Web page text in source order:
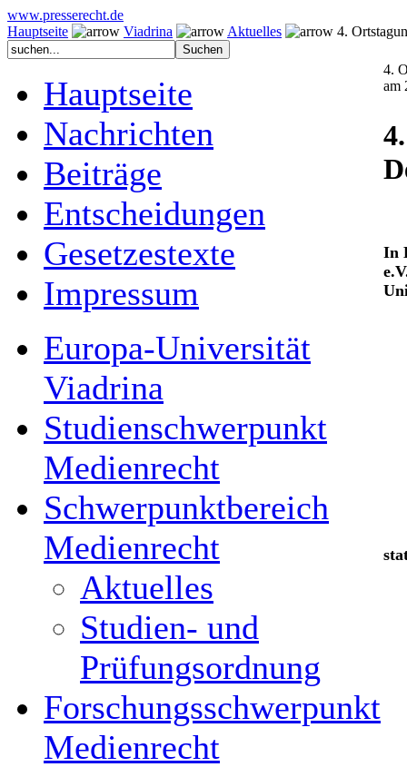
www.presserecht.de
Hauptseite
Viadrina Aktuelles 4.
Hauptseite
Nachrichten
Beiträge
Entscheidungen
Gesetzestexte
Impressum
Europa-Universität
Viadrina
Studienschwerpunkt
Medienrecht
Schwerpunktbereich
Medienrecht
Aktuelles
Studien- und
Prüfungsordnung
Forschungsschwerpunkt
Medienrecht
4.
am
In